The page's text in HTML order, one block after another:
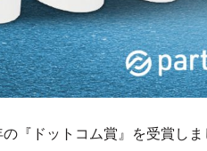
『ドットコム賞』を受賞し